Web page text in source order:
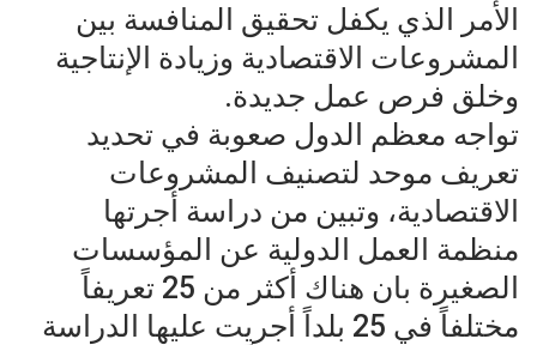
الأمر الذي يكفل تحقيق المنافسة بين
المشروعات الاقتصادية وزيادة الإنتاجية
وخلق فرص عمل جديدة.
تواجه معظم الدول صعوبة في تحديد
تعريف موحد لتصنيف المشروعات
الاقتصادية، وتبين من دراسة أجرتها
منظمة العمل الدولية عن المؤسسات
الصغيرة بان هناك أكثر من 25 تعريفاً
مختلفاً في 25 بلداً أجريت عليها الدراسة